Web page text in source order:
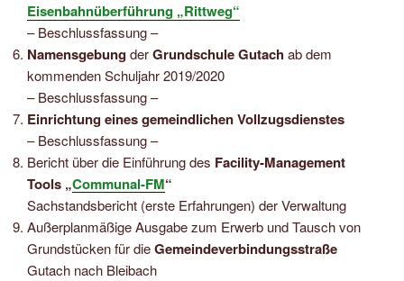
Eisenbahnüberführung „Rittweg“
– Beschlussfassung –
NamensgebungderGrundschule Gutachab dem
kommenden Schuljahr 2019/2020
– Beschlussfassung –
Einrichtung eines gemeindlichen Vollzugsdienstes
– Beschlussfassung –
Bericht über die Einführung des Facility-Management
Tools „Communal-FM“
Sachstandsbericht (erste Erfahrungen) der Verwaltung
Außerplanmäßige Ausgabe zum Erwerb und Tausch von
Grundstücken für dieGemeindeverbindungsstraße
Gutach nach Bleibach